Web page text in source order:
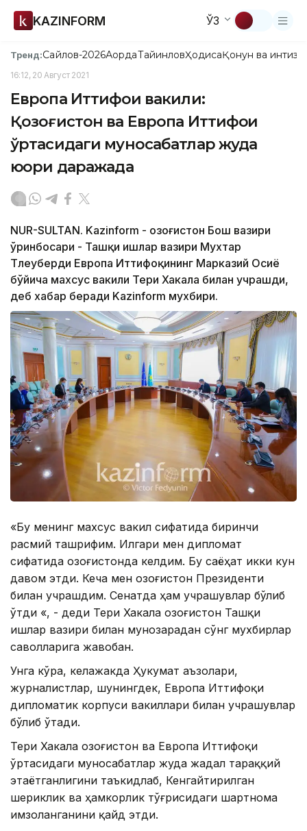
KAZINFORM ЎЗ
Тренд:Сайлов-2026АқордаТайинловҲодисаҚонун ва
16:12, 20 Август 2021
Европа Иттифоқи вакили:
Қозоғистон ва Европа Иттифоқи
ўртасидаги муносабатлар жуда
юқори даражада
NUR-SULTAN. Kazinform - Қозоғистон Бош вазири
ўринбосари - Ташқи ишлар вазири Мухтар
Тлеуберди Европа Иттифоқининг Марказий Осиё
бўйича махсус вакили Тери Хакала билан учрашди,
деб хабар беради Kazinform мухбири.
«Бу менинг махсус вакил сифатида биринчи
расмий ташрифим. Илгари мен дипломат
сифатида Қозоғистонда келдим. Бу саёҳат икки кун
давом этди. Кеча мен Қозоғистон Президенти
билан учрашдим. Сенатда ҳам учрашувлар бўлиб
ўтди «, - деди Тери Хакала Қозоғистон Ташқи
ишлар вазири билан мунозарадан сўнг мухбирлар
саволларига жавобан.
Унга кўра, келажакда Ҳукумат аъзолари,
журналистлар, шунингдек, Европа Иттифоқи
дипломатик корпуси вакиллари билан учрашувлар
бўлиб ўтади.
Тери Хакала Қозоғистон ва Европа Иттифоқи
ўртасидаги муносабатлар жуда жадал тараққий
этаётганлигини таъкидлаб, Кенгайтирилган
шериклик ва ҳамкорлик тўғрисидаги шартнома
имзоланганини қайд этди.